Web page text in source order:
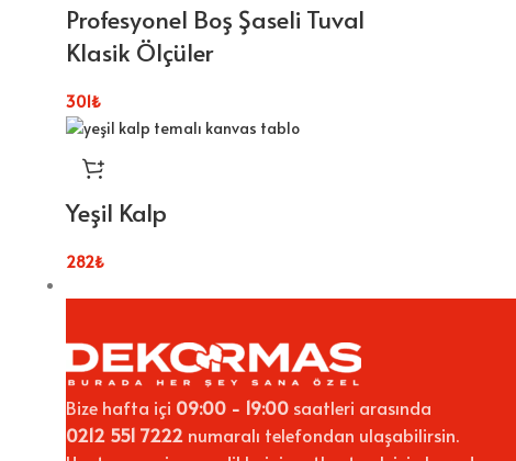
Profesyonel Boş Şaseli Tuval
Klasik Ölçüler
301₺
Yeşil Kalp
282₺
Bize hafta içi 09:00 - 19:00 saatleri arasında
0212 551 7222 numaralı telefondan ulaşabilirsin.